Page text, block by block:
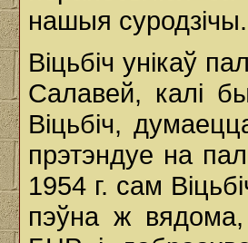
нашыя суродзічы.
Віцьбіч унікаў
Салавей, калі
Віцьбіч,
прэтэндуе на
1954 г. сам
пэўна ж вядома,